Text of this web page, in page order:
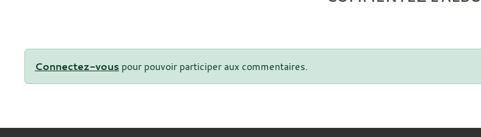
Connectez-vous pour pouvoir participer aux commentaires.